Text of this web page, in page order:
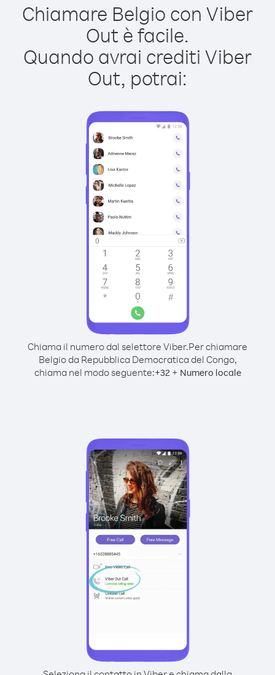
Chiamare Belgio con Viber
Out è facile.
Quando avrai crediti Viber
Out, potrai:
Chiama il numero dal selettore Viber.Per chiamare
Belgio da Repubblica Democratica del Congo,
chiama nel modo seguente:+32+ Numero locale